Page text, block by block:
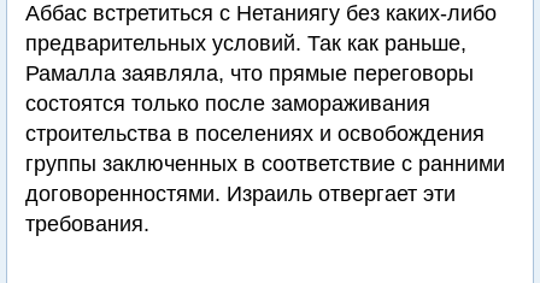
Аббас встретиться с Нетаниягу без каких-либо
предварительных условий. Так как раньше,
Рамалла заявляла, что прямые переговоры
состоятся только после замораживания
строительства в поселениях и освобождения
группы заключенных в соответствие с ранними
договоренностями. Израиль отвергает эти
требования.